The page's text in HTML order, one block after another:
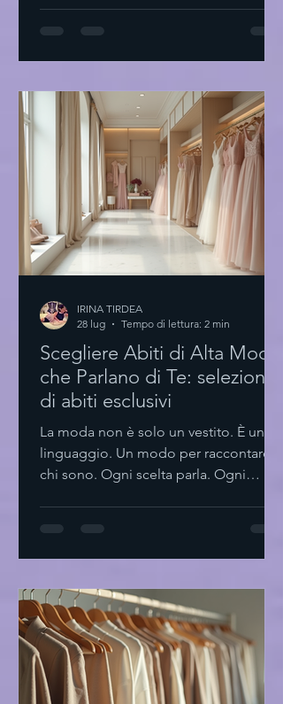
professionale sono il primo passo.
Styling personale Design tessile
Comunicazione visiva Trend
forecasting Ogni modulo è pensato
per sviluppare competenze concrete.
Per chi vuole fare della moda una
professione. Eye-level v
Scegliere Abiti di Alta Moda
che Parlano di Te: selezione
di abiti esclusivi
La moda non è solo un vestito. È un
linguaggio. Un modo per raccontare
chi sono. Ogni scelta parla. Ogni
bello. Si tratta di trovare pezzi che
view of a minimalist boutique with
exclusive high fashion dresses La forza
del minimalismo nella scelta Pochi
elementi. Linee pulite. Tagli essenziali.
Il minimalismo no
IRINA TIRDEA
28 lug
Tempo di lettura: 2 min